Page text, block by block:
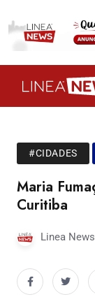
#CIDADES
Maria
Curitiba
Linea